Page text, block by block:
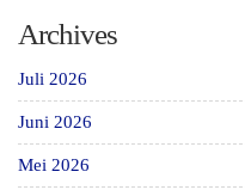
Archives
Juli 2026
Juni 2026
Mei 2026